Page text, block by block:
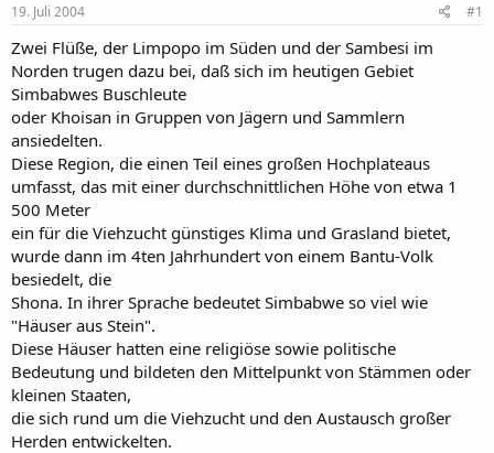
e
r
a
19. Juli 2004 #1
Zwei Flüße, der Limpopo im Süden und der Sambesi im
Norden trugen dazu bei, daß sich im heutigen Gebiet
Simbabwes Buschleute
oder Khoisan in Gruppen von Jägern und Sammlern
ansiedelten.
Diese Region, die einen Teil eines großen Hochplateaus
umfasst, das mit einer durchschnittlichen Höhe von etwa 1
500 Meter
ein für die Viehzucht günstiges Klima und Grasland bietet,
wurde dann im 4ten Jahrhundert von einem Bantu-Volk
besiedelt, die
Shona. In ihrer Sprache bedeutet Simbabwe so viel wie
"Häuser aus Stein".
Diese Häuser hatten eine religiöse sowie politische
Bedeutung und bildeten den Mittelpunkt von Stämmen oder
kleinen Staaten,
die sich rund um die Viehzucht und den Austausch großer
Herden entwickelten.